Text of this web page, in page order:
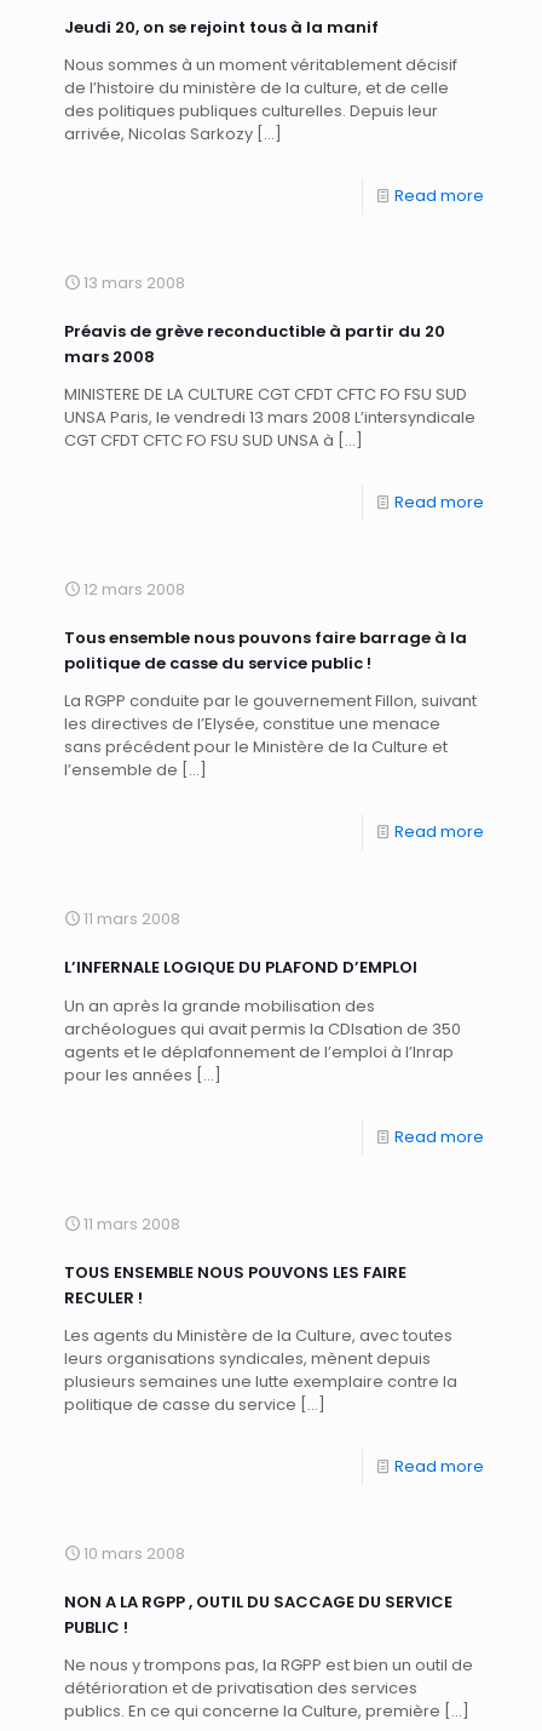
Jeudi 20, on se rejoint tous à la manif
Nous sommes à un moment véritablement décisif
de l’histoire du ministère de la culture, et de celle
des politiques publiques culturelles. Depuis leur
arrivée, Nicolas Sarkozy […]
Read more
13 mars 2008
Préavis de grève reconductible à partir du 20
mars 2008
MINISTERE DE LA CULTURE CGT CFDT CFTC FO FSU SUD
UNSA Paris, le vendredi 13 mars 2008 L’intersyndicale
CGT CFDT CFTC FO FSU SUD UNSA à […]
Read more
12 mars 2008
Tous ensemble nous pouvons faire barrage à la
politique de casse du service public !
La RGPP conduite par le gouvernement Fillon, suivant
les directives de l’Elysée, constitue une menace
sans précédent pour le Ministère de la Culture et
l’ensemble de […]
Read more
11 mars 2008
L’INFERNALE LOGIQUE DU PLAFOND D’EMPLOI
Un an après la grande mobilisation des
archéologues qui avait permis la CDIsation de 350
agents et le déplafonnement de l’emploi à l’Inrap
pour les années […]
Read more
11 mars 2008
TOUS ENSEMBLE NOUS POUVONS LES FAIRE
RECULER !
Les agents du Ministère de la Culture, avec toutes
leurs organisations syndicales, mènent depuis
plusieurs semaines une lutte exemplaire contre la
politique de casse du service […]
Read more
10 mars 2008
NON A LA RGPP , OUTIL DU SACCAGE DU SERVICE
PUBLIC !
Ne nous y trompons pas, la RGPP est bien un outil de
détérioration et de privatisation des services
publics. En ce qui concerne la Culture, première […]